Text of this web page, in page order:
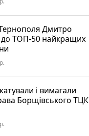
Тернополя Дмитро
до ТОП-50 найкращих
і вимагали
Борщівського ТЦК